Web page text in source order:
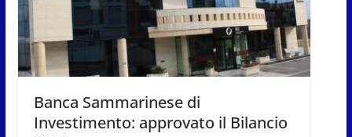
Banca Sammarinese di
Investimento: approvato il Bilancio